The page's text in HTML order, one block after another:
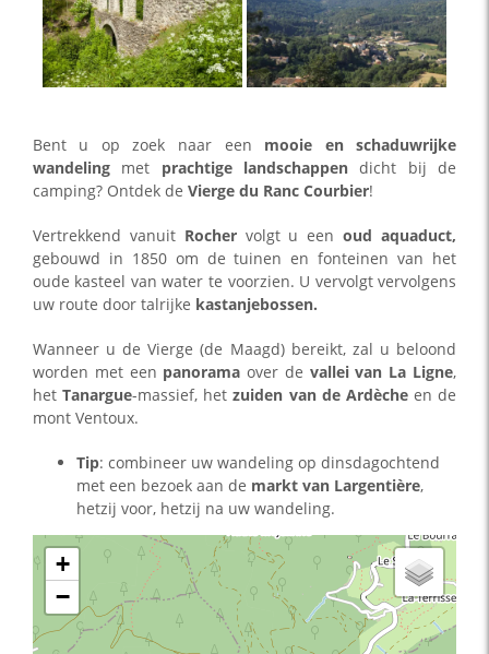
Bent u op zoek naar een mooie en schaduwrijke
wandelingmet prachtige landschappendicht bij de
camping? Ontdek de Vierge du Ranc Courbier!
Vertrekkend vanuit Rochervolgt u eenoud aquaduct,
gebouwd in 1850 om de tuinen en fonteinen van het
oude kasteel van water te voorzien. U vervolgt vervolgens
uw route door talrijke kastanjebossen.
Wanneer u de Vierge (de Maagd) bereikt, zal u beloond
worden met een panoramaover de vallei van La Ligne,
hetTanargue-massief, hetzuiden van de Ardècheen de
mont Ventoux.
Tip: combineer uw wandeling op dinsdagochtend
met een bezoek aan de markt van Largentière,
hetzij voor, hetzij na uw wandeling.
+
−